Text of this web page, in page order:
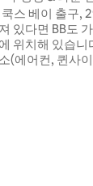
스 베이 출구,
있다면 BB도
위치해 있습니
(에어컨, 퀸사